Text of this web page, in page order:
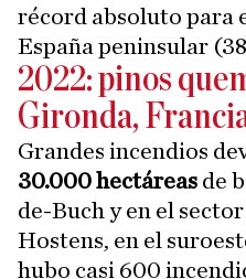
récord absoluto para
España peninsular
2022: pinos
Gironda,
Grandes incendios
30.000 hectáreas de
de-Buch y en el
Hostens, en el
hubo casi 600